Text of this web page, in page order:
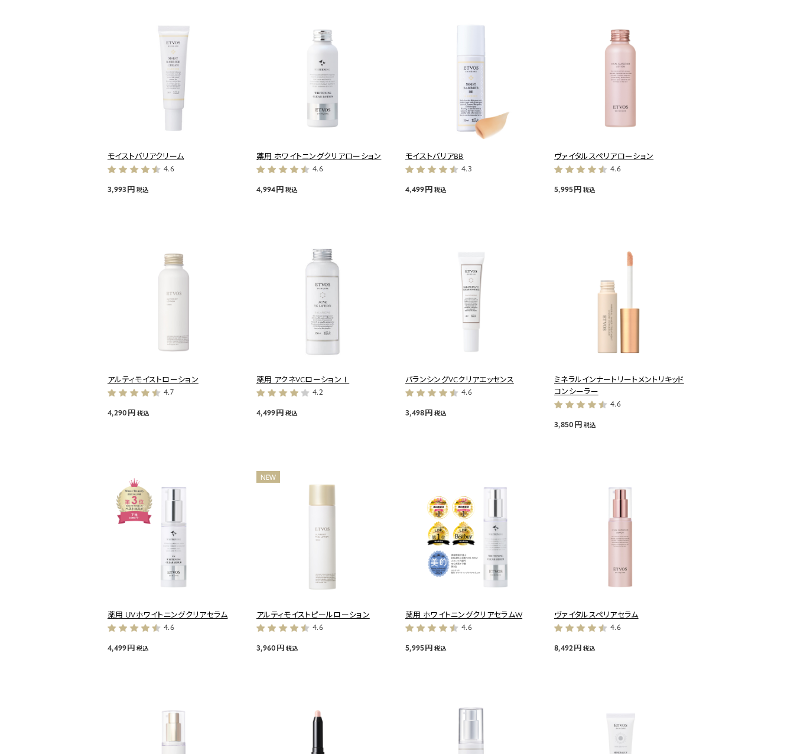
モイストバリアクリーム
4.6
3,993円 税込
薬用 ホワイトニングクリアローション
4.6
4,994円 税込
モイストバリアBB
4.3
4,499円 税込
ヴァイタルスペリアローション
4.6
5,995円 税込
アルティモイストローション
4.7
4,290円 税込
薬用 アクネVCローションⅠ
4.2
4,499円 税込
バランシングVCクリアエッセンス
4.6
3,498円 税込
ミネラルインナートリートメントリキッド
コンシーラー
4.6
3,850円 税込
薬用 UVホワイトニングクリアセラム
4.6
4,499円 税込
アルティモイストピールローション
4.6
3,960円 税込
薬用 ホワイトニングクリアセラムW
4.6
5,995円 税込
ヴァイタルスペリアセラム
4.6
8,492円 税込